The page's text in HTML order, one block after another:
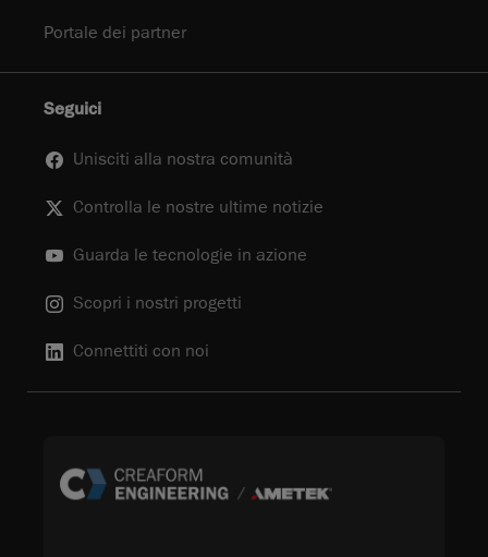
Portale dei partner
Seguici
Unisciti alla nostra comunità
Controlla le nostre ultime notizie
Guarda le tecnologie in azione
Scopri i nostri progetti
Connettiti con noi